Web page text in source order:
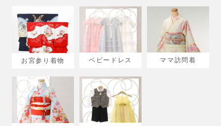
お宮参り着物 ベビードレス ママ訪問着